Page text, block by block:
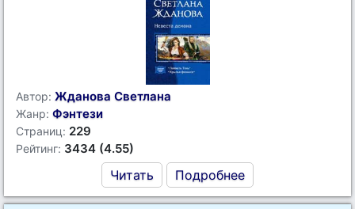
Автор: Жданова Светлана
Жанр: Фэнтези
Страниц: 229
Рейтинг: 3434 (4.55)
Читать Подробнее